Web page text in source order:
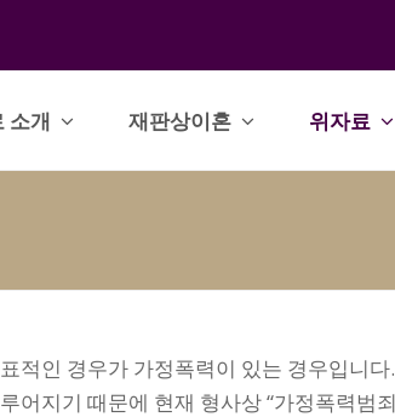
소개 재판상이혼 위자료
적인 경우가 가정폭력이 있는 경우입니
어지기 때문에 현재 형사상 “가정폭력범